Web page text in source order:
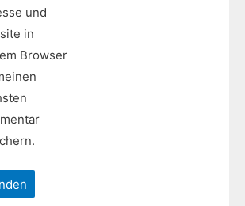
und
in
Browser